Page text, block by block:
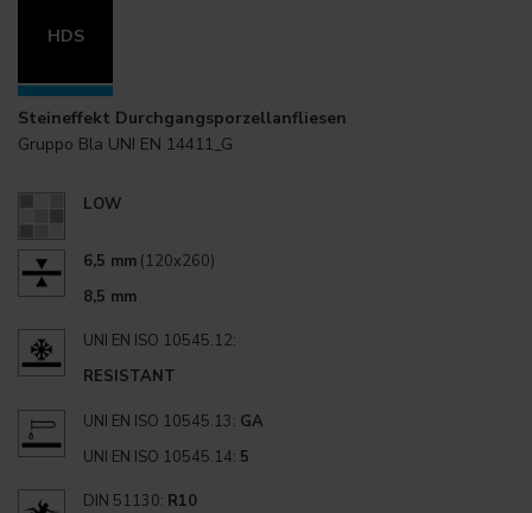
HDS
Steineffekt Durchgangsporzellanfliesen
Gruppo Bla UNI EN 14411_G
LOW
6,5 mm (120x260)
8,5 mm
UNI EN ISO 10545.12:
RESISTANT
UNI EN ISO 10545.13: GA
UNI EN ISO 10545.14: 5
DIN 51130: R10